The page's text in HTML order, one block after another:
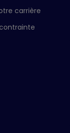
carrière